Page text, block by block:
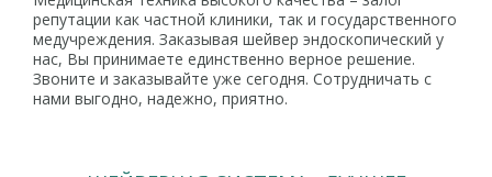
репутации как частной клиники, так и государственного
медучреждения. Заказывая шейвер эндоскопический у
нас, Вы принимаете единственно верное решение.
Звоните и заказывайте уже сегодня. Сотрудничать с
нами выгодно, надежно, приятно.